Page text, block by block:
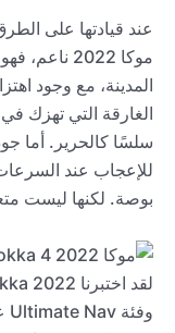
عند قيادتها على
موكا 2022
المدينة، مع وجود
الغارقة التي تهزك في
بوصة. لكنها ليست